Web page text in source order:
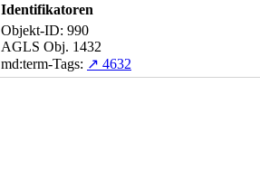
Identifikatoren
Objekt-ID: 990
AGLS Obj. 1432
md:term-Tags: ↗ 4632